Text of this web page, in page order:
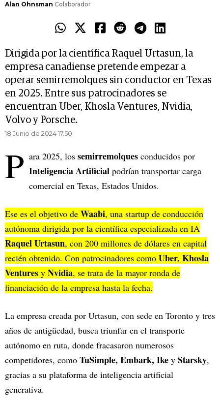
Alan Ohnsman Colaborador
Dirigida por la científica Raquel Urtasun, la
empresa canadiense pretende empezar a
operar semirremolques sin conductor en Texas
en 2025. Entre sus patrocinadores se
encuentran Uber, Khosla Ventures, Nvidia,
Volvo y Porsche.
18 Junio de 2024 17.50
P ara 2025, los semirremolques conducidos por
Inteligencia Artificial podrían transportar carga
comercial en Texas, Estados Unidos.
Ese es el objetivo de Waabi, una startup de conducción
autónoma dirigida por la científica especializada en IA
Raquel Urtasun, con 200 millones de dólares en capital
recién obtenido. Con patrocinadores como Uber, Khosla
Ventures y Nvidia, se trata de la mayor ronda de
financiación de la empresa hasta la fecha.
La empresa creada por Urtasun, con sede en Toronto y tres
años de antigüedad, busca triunfar en el transporte
autónomo en ruta, donde fracasaron numerosos
competidores, como TuSimple, Embark, Ike y Starsky,
gracias a su plataforma de inteligencia artificial
generativa.